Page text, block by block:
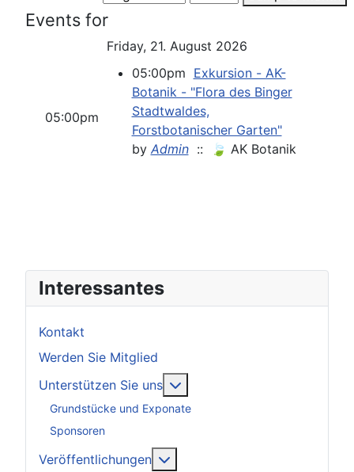
Events for
Friday, 21. August 2026
05:00pm
05:00pm Exkursion - AK-
Botanik - "Flora des Binger
Stadtwaldes,
Forstbotanischer Garten"
by Admin:: 🍃 AK Botanik
Interessantes
Kontakt
Werden Sie Mitglied
Unterstützen Sie uns
Grundstücke und Exponate
Sponsoren
Veröffentlichungen